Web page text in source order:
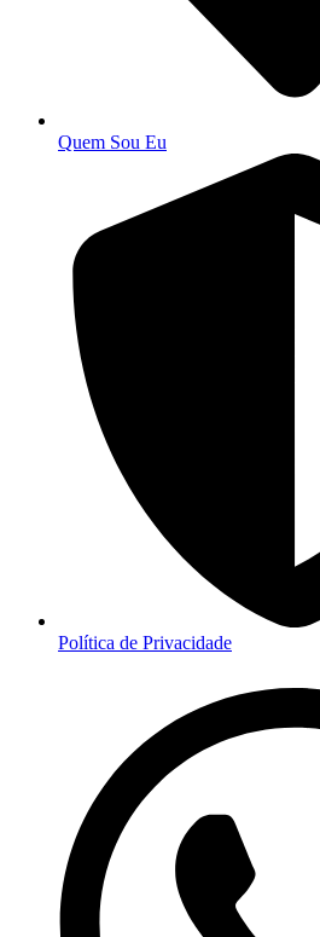
Quem Sou Eu
Política de Privacidade